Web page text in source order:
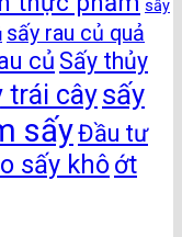
sấy
sấy rau củ quả
củ Sấy thủy
trái câysấy
sấyĐầu tư
sấy khôớt